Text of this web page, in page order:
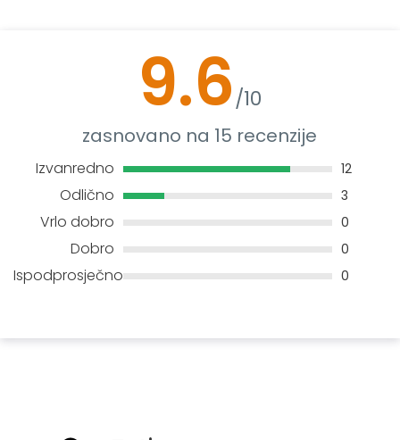
9.6/10
zasnovano na 15 recenzije
Izvanredno 12
Odlično 3
Vrlo dobro 0
Dobro 0
Ispodprosječno 0